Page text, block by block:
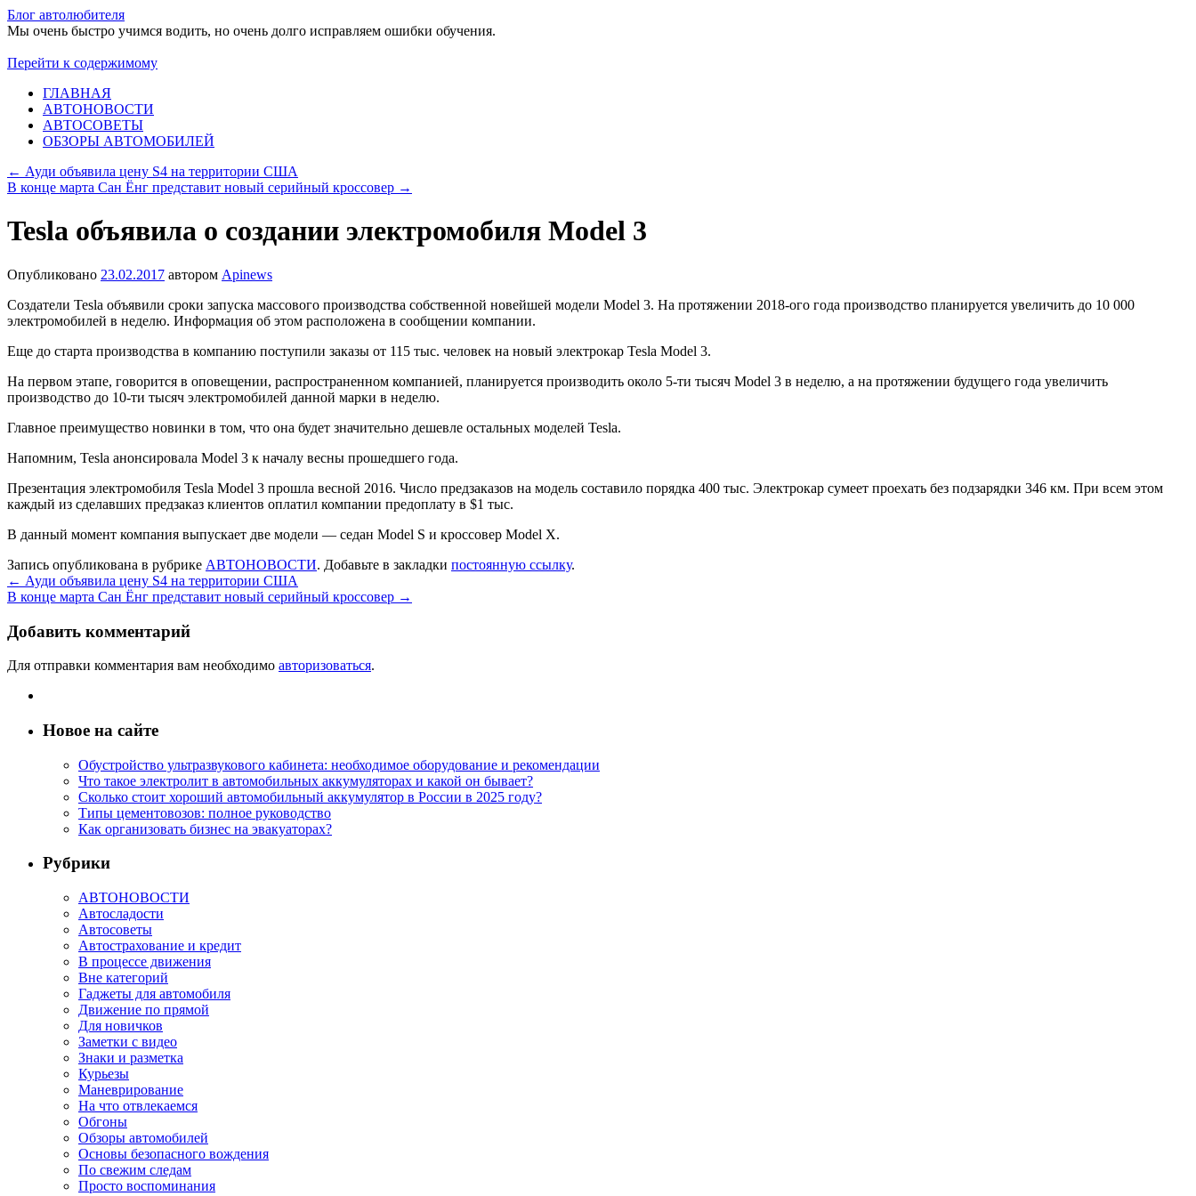
Блог автолюбителя
Мы очень быстро учимся водить, но очень долго исправляем ошибки обучения.
Перейти к содержимому
ГЛАВНАЯ
АВТОНОВОСТИ
АВТОСОВЕТЫ
ОБЗОРЫ АВТОМОБИЛЕЙ
← Ауди объявила цену S4 на территории США
В конце марта Сан Ёнг представит новый серийный кроссовер →
Tesla объявила о создании электромобиля Model 3
Опубликовано 23.02.2017 автором Apinews
Создатели Tesla объявили сроки запуска массового производства собственной новейшей модели Model 3. На протяжении 2018-ого года производство планируется увеличить до 10 000
электромобилей в неделю. Информация об этом расположена в сообщении компании.
Еще до старта производства в компанию поступили заказы от 115 тыс. человек на новый электрокар Tesla Model 3.
На первом этапе, говорится в оповещении, распространенном компанией, планируется производить около 5-ти тысяч Model 3 в неделю, а на протяжении будущего года увеличить
производство до 10-ти тысяч электромобилей данной марки в неделю.
Главное преимущество новинки в том, что она будет значительно дешевле остальных моделей Tesla.
Напомним, Tesla анонсировала Model 3 к началу весны прошедшего года.
Презентация электромобиля Tesla Model 3 прошла весной 2016. Число предзаказов на модель составило порядка 400 тыс. Электрокар сумеет проехать без подзарядки 346 км. При всем этом
каждый из сделавших предзаказ клиентов оплатил компании предоплату в $1 тыс.
В данный момент компания выпускает две модели — седан Model S и кроссовер Model X.
Запись опубликована в рубрике АВТОНОВОСТИ. Добавьте в закладки постоянную ссылку.
← Ауди объявила цену S4 на территории США
В конце марта Сан Ёнг представит новый серийный кроссовер →
Добавить комментарий
Для отправки комментария вам необходимо авторизоваться.
Новое на сайте
Обустройство ультразвукового кабинета: необходимое оборудование и рекомендации
Что такое электролит в автомобильных аккумуляторах и какой он бывает?
Сколько стоит хороший автомобильный аккумулятор в России в 2025 году?
Типы цементовозов: полное руководство
Как организовать бизнес на эвакуаторах?
Рубрики
АВТОНОВОСТИ
Автосладости
Автосоветы
Автострахование и кредит
В процессе движения
Вне категорий
Гаджеты для автомобиля
Движение по прямой
Для новичков
Заметки с видео
Знаки и разметка
Курьезы
Маневрирование
На что отвлекаемся
Обгоны
Обзоры автомобилей
Основы безопасного вождения
По свежим следам
Просто воспоминания